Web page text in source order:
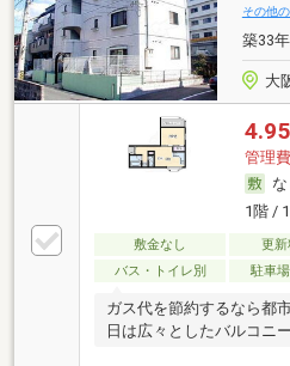
その他
築33
大
4.95
管理
な
1階 /
敷金なし 更新
バス・トイレ別
駐車
ガス代を節約するなら都
日は広々としたバルコニ